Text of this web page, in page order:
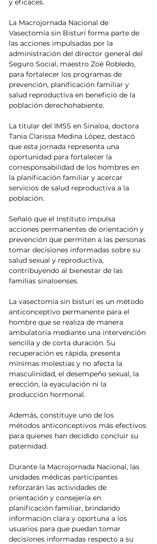
y eficaces.
La Macrojornada Nacional de
Vasectomía sin Bisturí forma parte de
las acciones impulsadas por la
administración del director general del
Seguro Social, maestro Zoé Robledo,
para fortalecer los programas de
prevención, planificación familiar y
salud reproductiva en beneficio de la
población derechohabiente.
La titular del IMSS en Sinaloa, doctora
Tania Clarissa Medina López, destacó
que esta jornada representa una
oportunidad para fortalecer la
corresponsabilidad de los hombres en
la planificación familiar y acercar
servicios de salud reproductiva a la
población.
Señaló que el Instituto impulsa
acciones permanentes de orientación y
prevención que permiten a las personas
tomar decisiones informadas sobre su
salud sexual y reproductiva,
contribuyendo al bienestar de las
familias sinaloenses.
La vasectomía sin bisturí es un método
anticonceptivo permanente para el
hombre que se realiza de manera
ambulatoria mediante una intervención
sencilla y de corta duración. Su
recuperación es rápida, presenta
mínimas molestias y no afecta la
masculinidad, el desempeño sexual, la
erección, la eyaculación ni la
producción hormonal.
Además, constituye uno de los
métodos anticonceptivos más efectivos
para quienes han decidido concluir su
paternidad.
Durante la Macrojornada Nacional, las
unidades médicas participantes
reforzarán las actividades de
orientación y consejería en
planificación familiar, brindando
información clara y oportuna a los
usuarios para que puedan tomar
decisiones informadas respecto a su